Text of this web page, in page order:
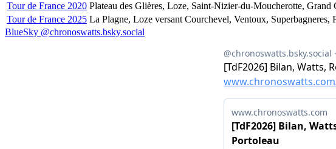
Tour de France 2020 Plateau des Glières, Loze, Saint-Nizier-du-Moucherotte,
Tour de France 2025 La Plagne, Loze versant Courchevel, Ventoux, Superbagneres,
BlueSky @chronoswatts.bsky.social